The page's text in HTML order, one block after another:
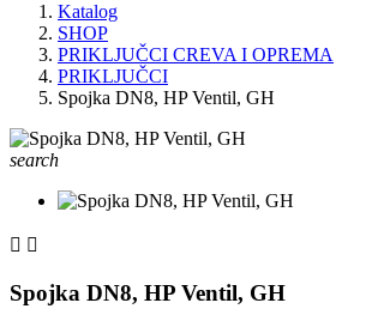
Katalog
SHOP
PRIKLJUČCI CREVA I OPREMA
PRIKLJUČCI
Spojka DN8, HP Ventil, GH
search
 
Spojka DN8, HP Ventil, GH